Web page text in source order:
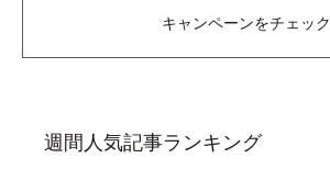
キャンペーンをチェック
週間人気記事ランキング